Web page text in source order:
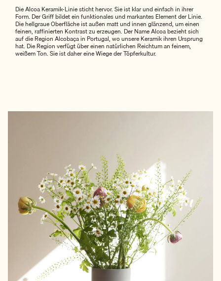
Die Alcoa Keramik-Linie sticht hervor. Sie ist klar und einfach in ihrer
Form. Der Griff bildet ein funktionales und markantes Element der Linie.
Die hellgraue Oberfläche ist außen matt und innen glänzend, um einen
feinen, raffinierten Kontrast zu erzeugen. Der Name Alcoa bezieht sich
auf die Region Alcobaça in Portugal, wo unsere Keramik ihren Ursprung
hat. Die Region verfügt über einen natürlichen Reichtum an feinem,
weißem Ton. Sie ist daher eine Wiege der Töpferkultur.